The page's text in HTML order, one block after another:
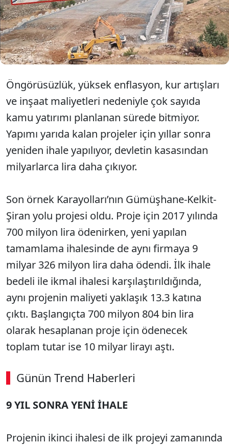
lira daha çıkıyor. Son örnek Karayolları’nın
Gümüşhane-Kelkit-Şiran yolu projesi oldu.
Öngörüsüzlük, yüksek enflasyon, kur artışları
ve inşaat maliyetleri nedeniyle çok sayıda
kamu yatırımı planlanan sürede bitmiyor.
Yapımı yarıda kalan projeler için yıllar sonra
yeniden ihale yapılıyor, devletin kasasından
milyarlarca lira daha çıkıyor.
Son örnek Karayolları’nın Gümüşhane-Kelkit-
Şiran yolu projesi oldu. Proje için 2017 yılında
700 milyon lira ödenirken, yeni yapılan
tamamlama ihalesinde de aynı firmaya 9
milyar 326 milyon lira daha ödendi. İlk ihale
bedeli ile ikmal ihalesi karşılaştırıldığında,
aynı projenin maliyeti yaklaşık 13.3 katına
çıktı. Başlangıçta 700 milyon 804 bin lira
olarak hesaplanan proje için ödenecek
toplam tutar ise 10 milyar lirayı aştı.
Günün Trend Haberleri
9 YIL SONRA YENİ İHALE
Projenin ikinci ihalesi de ilk projeyi zamanında